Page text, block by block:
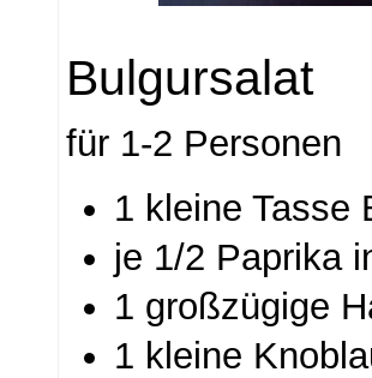
Bulgursalat
für 1-2 Personen
1 kleine Tasse
je 1/2 Paprika
1 großzügige
1 kleine